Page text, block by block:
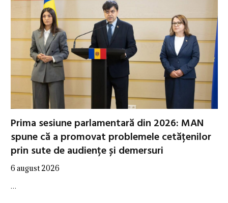
Prima sesiune parlamentară din 2026: MAN
spune că a promovat problemele cetățenilor
prin sute de audiențe și demersuri
6 august 2026
…